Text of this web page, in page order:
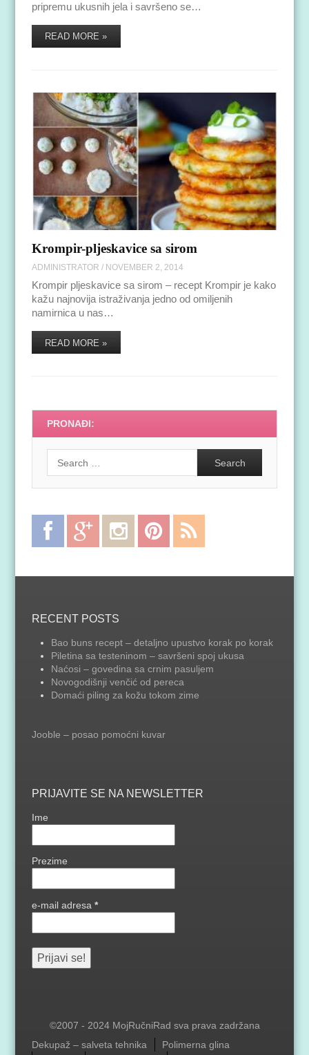
pripremu ukusnih jela i savršeno se…
READ MORE »
Krompir-pljeskavice sa sirom
ADMINISTRATOR / NOVEMBER 2, 2014
Krompir pljeskavice sa sirom – recept Krompir je kako
kažu najnovija istraživanja jedno od omiljenih
namirnica u nas…
READ MORE »
PRONAĐI:
Facebook
Google InstagramPinterest
Feed
RECENT POSTS
Bao buns recept – detaljno upustvo korak po korak
Piletina sa testeninom – savršeni spoj ukusa
Naćosi – govedina sa crnim pasuljem
Novogodišnji venčić od pereca
Domaći piling za kožu tokom zime
Jooble – posao pomoćni kuvar
PRIJAVITE SE NA NEWSLETTER
Ime
Prezime
e-mail adresa*
©2007 - 2024 MojRučniRad sva prava zadržana
Menu
Dekupaž – salveta tehnika
Polimerna glina